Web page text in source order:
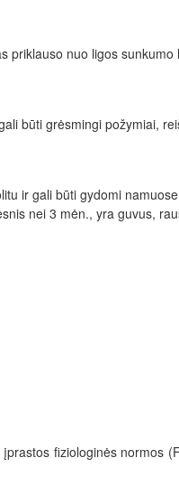
priklauso nuo ligos
būti grėsmingi požymiai,
ir gali būti gydomi
nei 3 mėn., yra guvus,
fiziologinės normos